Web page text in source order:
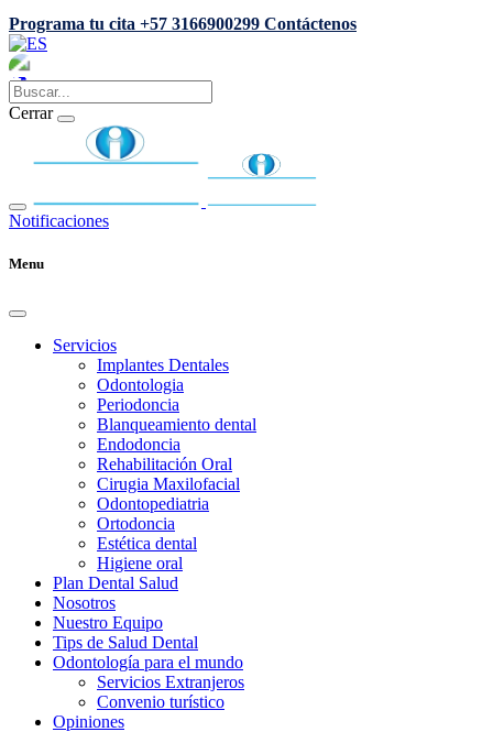
Programa tu cita +57 3166900299 Contáctenos
Cerrar
Notificaciones
Menu
Servicios
Implantes Dentales
Odontologia
Periodoncia
Blanqueamiento dental
Endodoncia
Rehabilitación Oral
Cirugia Maxilofacial
Odontopediatria
Ortodoncia
Estética dental
Higiene oral
Plan Dental Salud
Nosotros
Nuestro Equipo
Tips de Salud Dental
Odontología para el mundo
Servicios Extranjeros
Convenio turístico
Opiniones